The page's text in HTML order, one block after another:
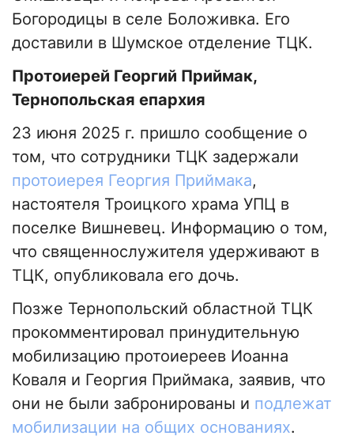
Богородицы в селе Боложивка. Его
доставили в Шумское отделение ТЦК.
Протоиерей Георгий Приймак,
Тернопольская епархия
23 июня 2025 г. пришло сообщение о
том, что сотрудники ТЦК задержали
протоиерея Георгия Приймака,
настоятеля Троицкого храма УПЦ в
поселке Вишневец. Информацию о том,
что священнослужителя удерживают в
ТЦК, опубликовала его дочь.
Позже Тернопольский областной ТЦК
прокомментировал принудительную
мобилизацию протоиереев Иоанна
Коваля и Георгия Приймака, заявив, что
они не были забронированы и подлежат
мобилизации на общих основаниях.